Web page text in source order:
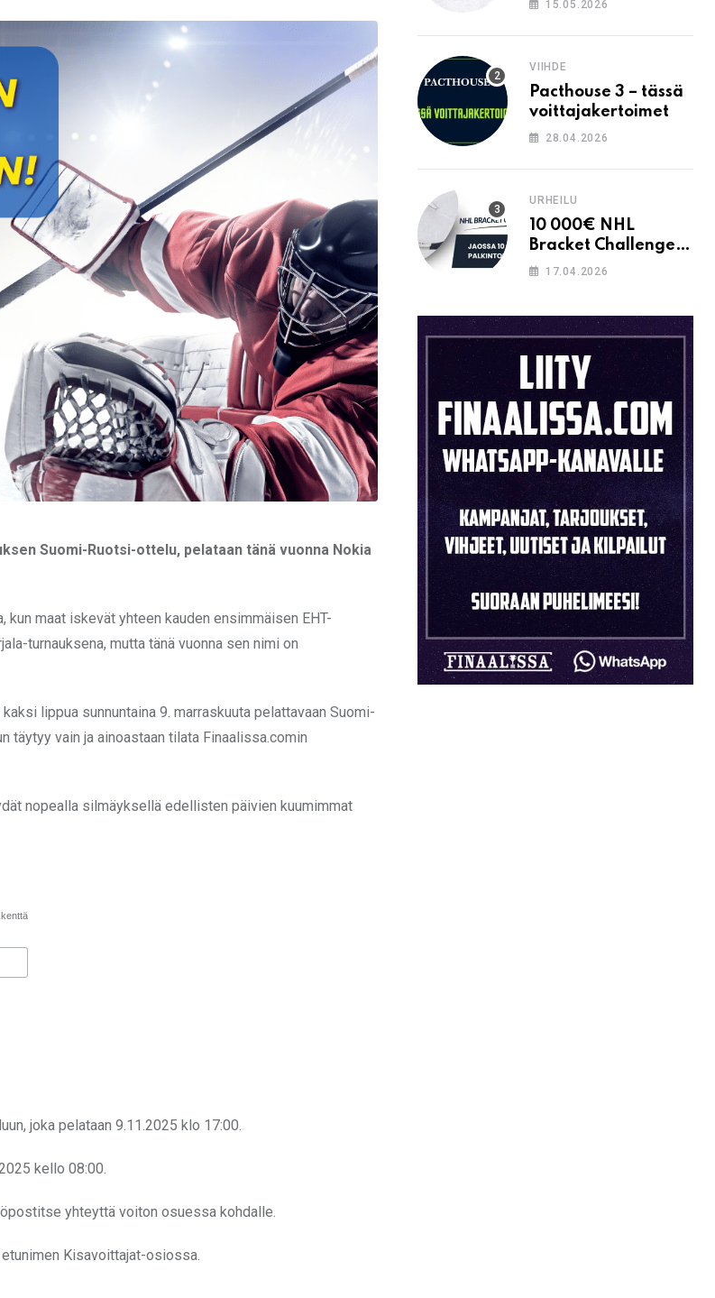
Email
Suomi-Ruotsi-ottelu, pelataan tänä vuonna Nokia
maat iskevät yhteen kauden ensimmäisen EHT-
turnauksena, mutta tänä vuonna sen nimi on
lippua sunnuntaina 9. marraskuuta pelattavaan Suomi-
täytyy vain ja ainoastaan tilata Finaalissa.comin
nopealla silmäyksellä edellisten päivien kuumimmat
joka pelataan 9.11.2025 klo 17:00.
kello 08:00.
yhteyttä voiton osuessa kohdalle.
Kisavoittajat-osiossa.
15.05.2026
VIIHDE
Pacthouse 3 – tässä
voittajakertoimet
28.04.2026
URHEILU
10 000€ NHL
Bracket Challenge –
pystytkö
17.04.2026